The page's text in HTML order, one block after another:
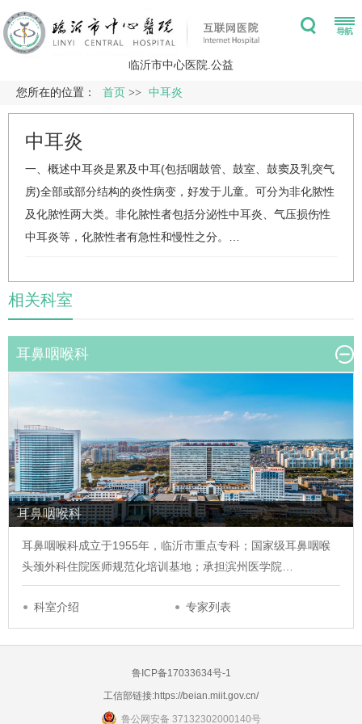
临沂市中心医院.公益
您所在的位置： 首页 >> 中耳炎
中耳炎
一、概述中耳炎是累及中耳(包括咽鼓管、鼓室、鼓窦及乳突气
房)全部或部分结构的炎性病变，好发于儿童。可分为非化脓性
及化脓性两大类。非化脓性者包括分泌性中耳炎、气压损伤性
中耳炎等，化脓性者有急性和慢性之分。…
相关科室
耳鼻咽喉科
耳鼻咽喉科
耳鼻咽喉科成立于1955年，临沂市重点专科；国家级耳鼻咽喉
头颈外科住院医师规范化培训基地；承担滨州医学院…
科室介绍 专家列表
鲁ICP备17033634号-1
工信部链接:https://beian.miit.gov.cn/
鲁公网安备 37132302000140号